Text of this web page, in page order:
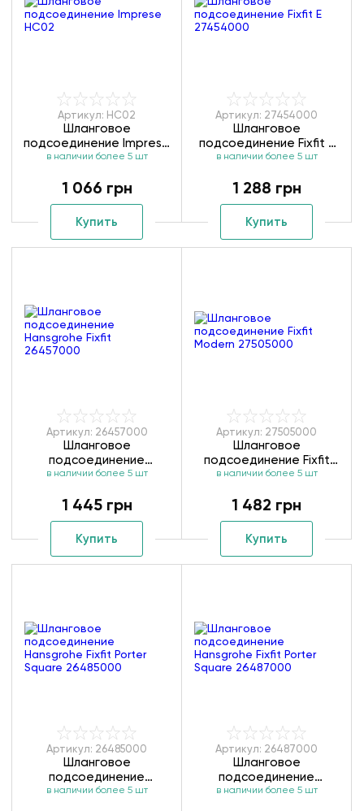
Артикул: HC02
Шланговое
подсоединение Imprese
HC02
в наличии более 5 шт
1 066 грн
Купить
Артикул: 27454000
Шланговое
подсоединение Fixfit E
27454000
в наличии более 5 шт
1 288 грн
Купить
Артикул: 26457000
Шланговое
подсоединение
Hansgrohe Fixfit
в наличии более 5 шт
1 445 грн
Купить
Артикул: 27505000
Шланговое
подсоединение Fixfit
Modern 27505000
в наличии более 5 шт
1 482 грн
Купить
Артикул: 26485000
Шланговое
подсоединение
Hansgrohe Fixfit Porter
в наличии более 5 шт
Артикул: 26487000
Шланговое
подсоединение
Hansgrohe Fixfit Porter
в наличии более 5 шт